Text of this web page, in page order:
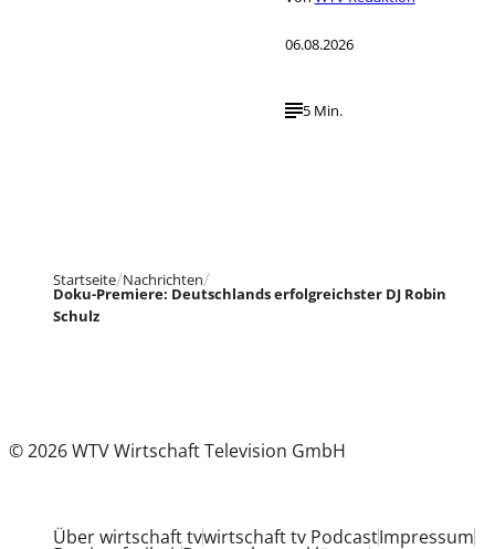
06.08.2026
5 Min.
Startseite Nachrichten
Doku-Premiere: Deutschlands erfolgreichster DJ Robin
Schulz
© 2026 WTV Wirtschaft Television GmbH
Über wirtschaft tvwirtschaft tv PodcastImpressum